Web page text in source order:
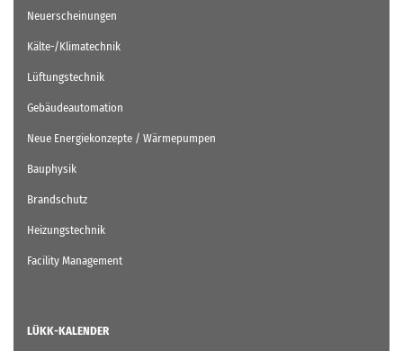
Neuerscheinungen
Kälte-/Klimatechnik
Lüftungstechnik
Gebäudeautomation
Neue Energiekonzepte / Wärmepumpen
Bauphysik
Brandschutz
Heizungstechnik
Facility Management
LÜKK-KALENDER